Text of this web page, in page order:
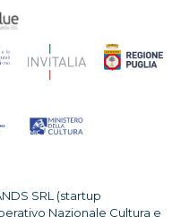
SRL (startup
Nazionale Cultura e